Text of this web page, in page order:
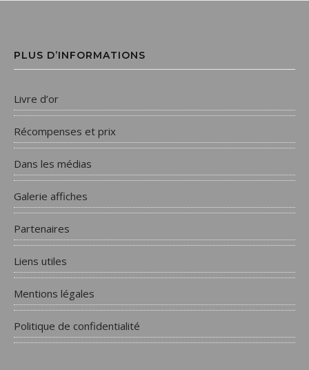
PLUS D’INFORMATIONS
Livre d’or
Récompenses et prix
Dans les médias
Galerie affiches
Partenaires
Liens utiles
Mentions légales
Politique de confidentialité